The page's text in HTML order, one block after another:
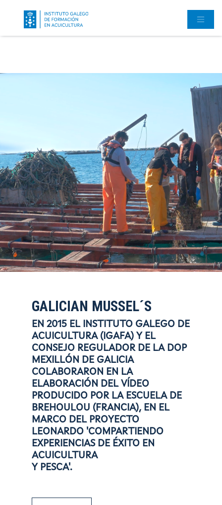
GALICIAN MUSSEL´S
EN 2015 EL INSTITUTO GALEGO DE
ACUICULTURA (IGAFA) Y EL
CONSEJO REGULADOR DE LA DOP
MEXILLÓN DE GALICIA
COLABORARON EN LA
ELABORACIÓN DEL VÍDEO
PRODUCIDO POR LA ESCUELA DE
BREHOULOU (FRANCIA), EN EL
MARCO DEL PROYECTO
LEONARDO 'COMPARTIENDO
EXPERIENCIAS DE ÉXITO EN
ACUICULTURA
Y PESCA'.